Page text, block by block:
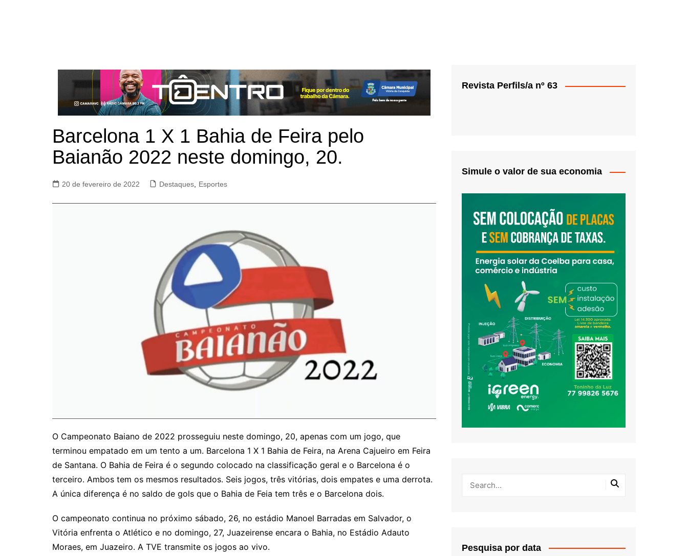
Barcelona 1 X 1 Bahia de Feira pelo
Baianão 2022 neste domingo, 20.
20 de fevereiro de 2022 Destaques Esportes
O Campeonato Baiano de 2022 prosseguiu neste domingo, 20, apenas com um jogo, que
terminou empatado em um tento a um. Barcelona 1 X 1 Bahia de Feira, na Arena Cajueiro em Feira
de Santana. O Bahia de Feira é o segundo colocado na classificação geral e o Barcelona é o
terceiro. Ambos tem os mesmos resultados. Seis jogos, três vitórias, dois empates e uma derrota.
A única diferença é no saldo de gols que o Bahia de Feia tem três e o Barcelona dois.
O campeonato continua no próximo sábado, 26, no estádio Manoel Barradas em Salvador, o
Vitória enfrenta o Atlético e no domingo, 27, Juazeirense encara o Bahia, no Estádio Adauto
Moraes, em Juazeiro. A TVE transmite os jogos ao vivo.
Revista Perfils/a nº 63
Simule o valor de sua economia
Pesquisa por data